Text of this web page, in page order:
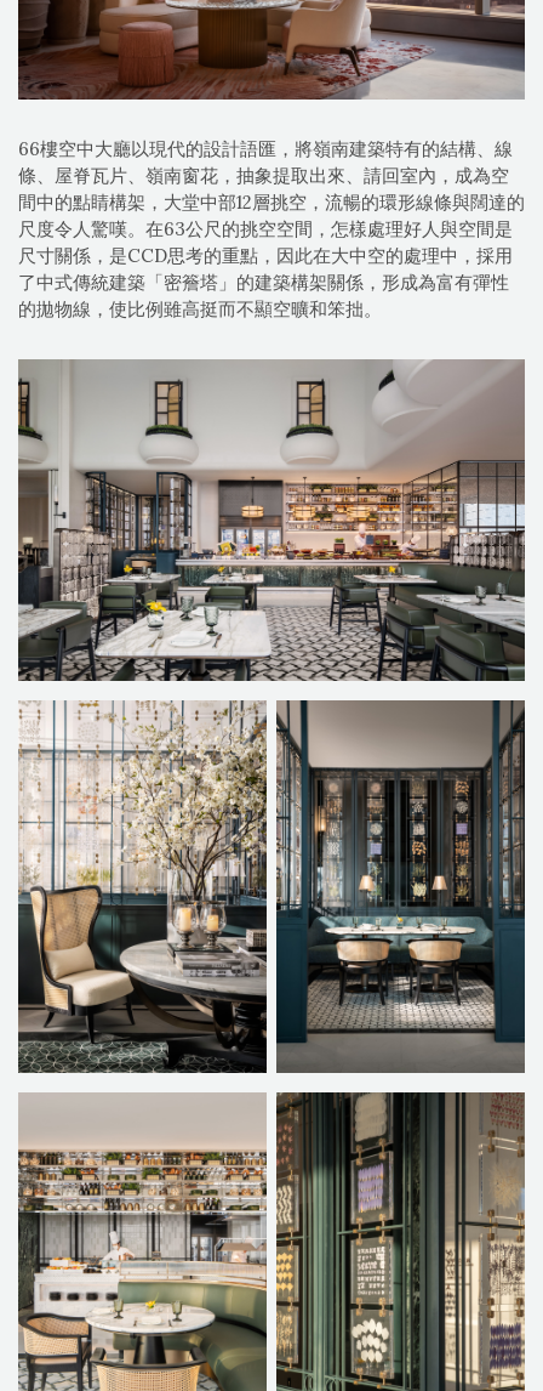
66樓空中大廳以現代的設計語匯，將嶺南建築特有的結構、線
條、屋脊瓦片、嶺南窗花，抽象提取出來、請回室內，成為空
間中的點睛構架，大堂中部12層挑空，流暢的環形線條與闊達的
尺度令人驚嘆。在63公尺的挑空空間，怎樣處理好人與空間是
尺寸關係，是CCD思考的重點，因此在大中空的處理中，採用
了中式傳統建築「密簷塔」的建築構架關係，形成為富有彈性
的拋物線，使比例雖高挺而不顯空曠和笨拙。